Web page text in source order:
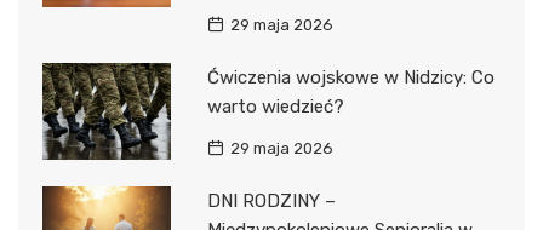
29 maja 2026
Ćwiczenia wojskowe w Nidzicy: Co
warto wiedzieć?
29 maja 2026
DNI RODZINY –